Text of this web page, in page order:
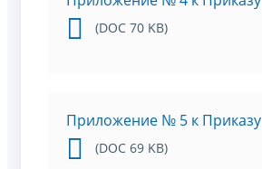
(DOC 70 KB)
Приложение № 5 к Приказу
(DOC 69 KB)